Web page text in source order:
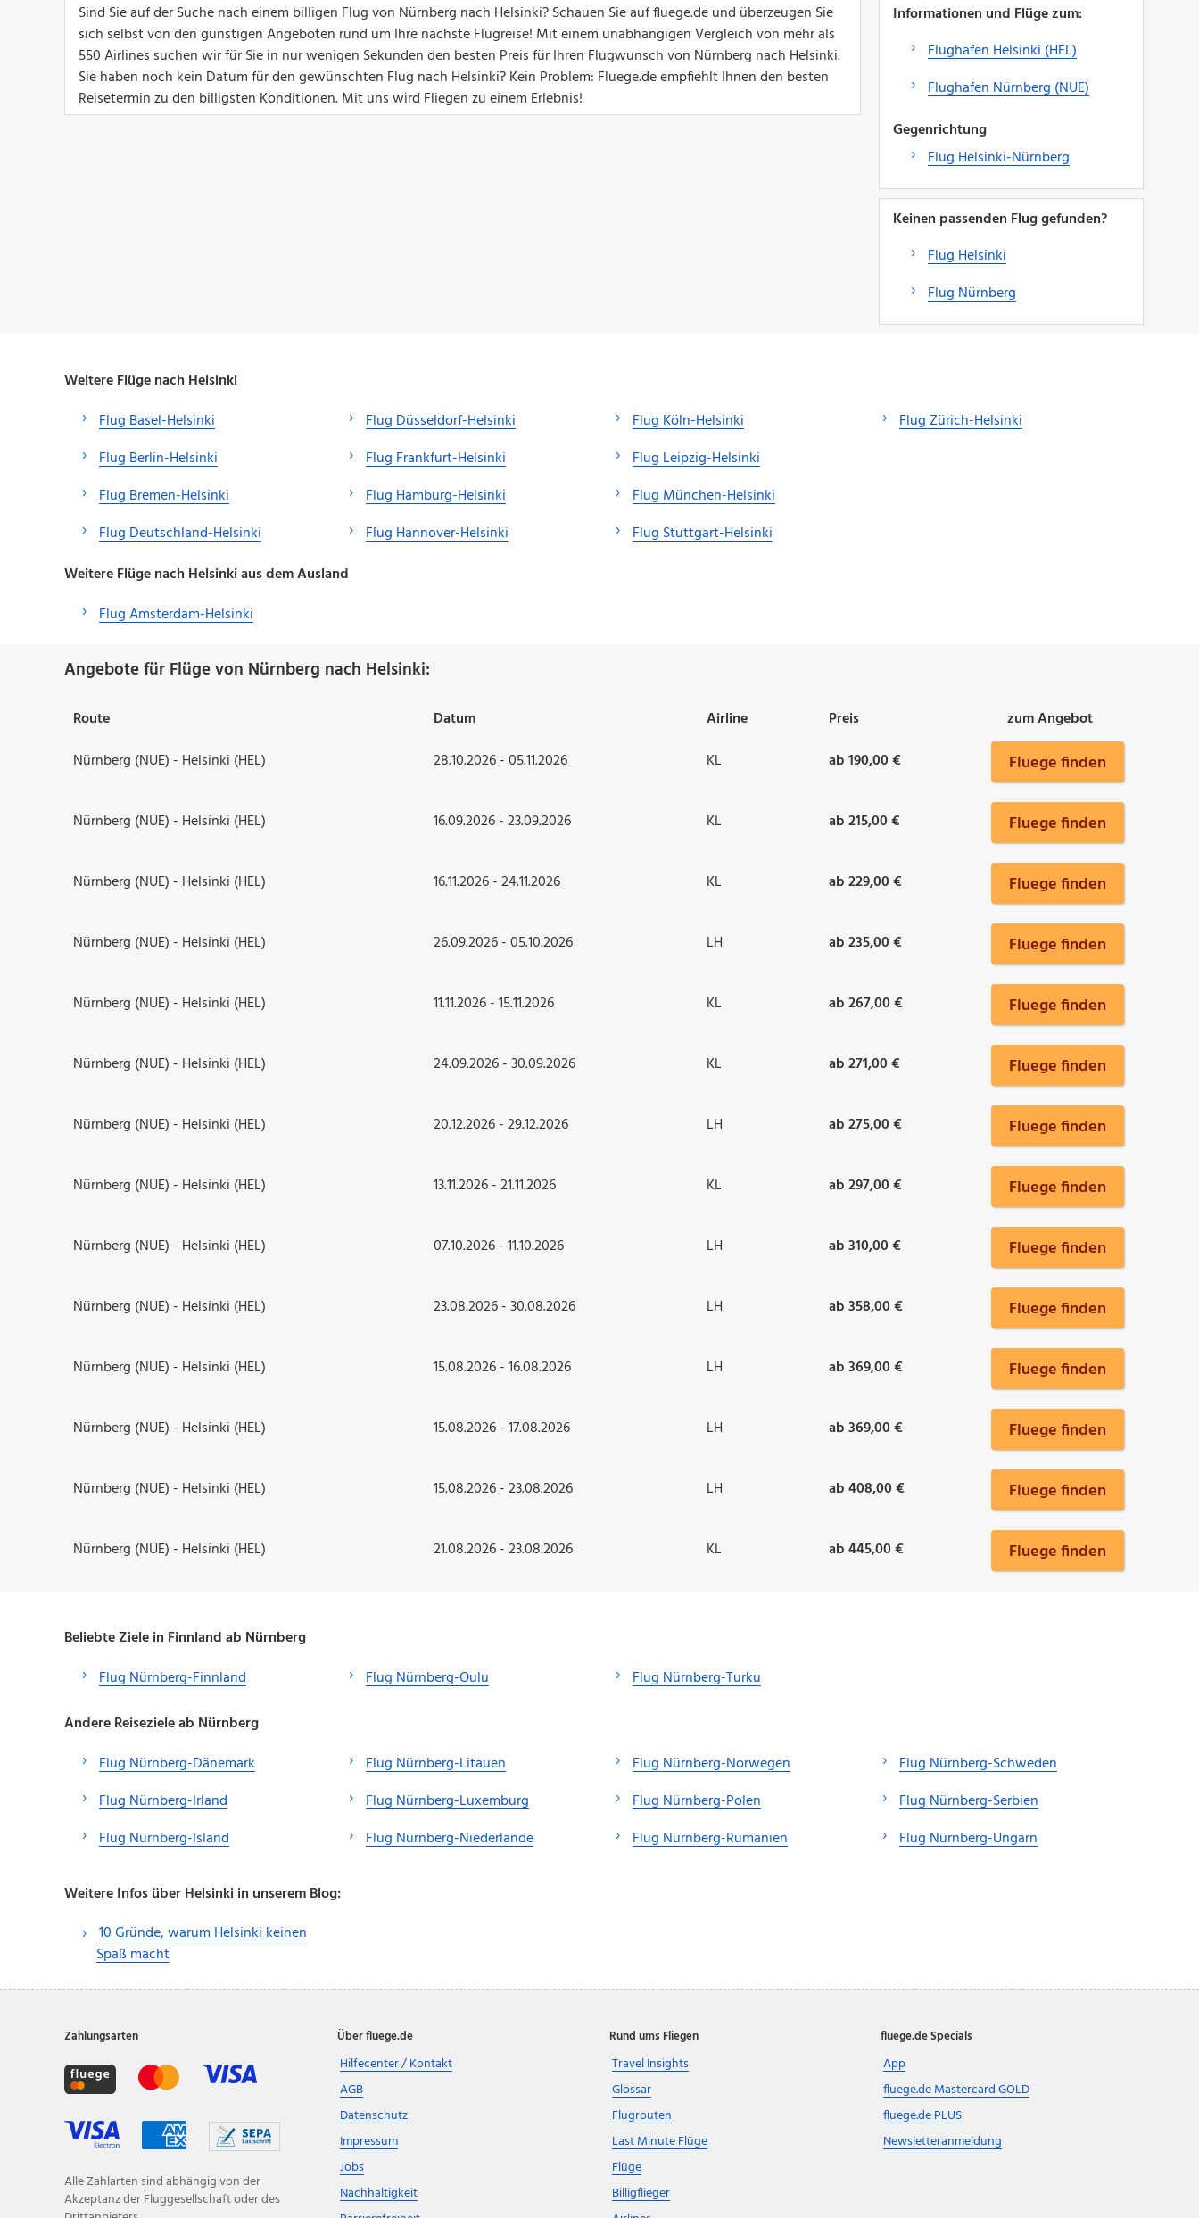
Sind Sie auf der Suche nach einem billigen Flug von Nürnberg nach Helsinki? Schauen Sie auf fluege.de und überzeugen Sie
sich selbst von den günstigen Angeboten rund um Ihre nächste Flugreise! Mit einem unabhängigen Vergleich von mehr als
550 Airlines suchen wir für Sie in nur wenigen Sekunden den besten Preis für Ihren Flugwunsch von Nürnberg nach Helsinki.
Sie haben noch kein Datum für den gewünschten Flug nach Helsinki? Kein Problem: Fluege.de empfiehlt Ihnen den besten
Reisetermin zu den billigsten Konditionen. Mit uns wird Fliegen zu einem Erlebnis!
Informationen und Flüge zum:
Flughafen Helsinki (HEL)
Flughafen Nürnberg (NUE)
Gegenrichtung
Flug Helsinki-Nürnberg
Keinen passenden Flug gefunden?
Flug Helsinki
Flug Nürnberg
Weitere Flüge nach Helsinki
Flug Basel-Helsinki
Flug Berlin-Helsinki
Flug Bremen-Helsinki
Flug Deutschland-Helsinki
Flug Düsseldorf-Helsinki
Flug Frankfurt-Helsinki
Flug Hamburg-Helsinki
Flug Hannover-Helsinki
Flug Köln-Helsinki
Flug Leipzig-Helsinki
Flug München-Helsinki
Flug Stuttgart-Helsinki
Flug Zürich-Helsinki
Weitere Flüge nach Helsinki aus dem Ausland
Flug Amsterdam-Helsinki
Angebote für Flüge von Nürnberg nach Helsinki:
Route Datum Airline Preis
zum Angebot
Nürnberg (NUE) - Helsinki (HEL)
28.10.2026 - 05.11.2026 KL ab 190,00 € Fluege finden
Nürnberg (NUE) - Helsinki (HEL) 16.09.2026 - 23.09.2026 KL ab 215,00 € Fluege finden
Nürnberg (NUE) - Helsinki (HEL) 16.11.2026 - 24.11.2026 KL ab 229,00 € Fluege finden
Nürnberg (NUE) - Helsinki (HEL) 26.09.2026 - 05.10.2026 LH ab 235,00 € Fluege finden
Nürnberg (NUE) - Helsinki (HEL) 11.11.2026 - 15.11.2026 KL ab 267,00 € Fluege finden
Nürnberg (NUE) - Helsinki (HEL) 24.09.2026 - 30.09.2026 KL ab 271,00 € Fluege finden
Nürnberg (NUE) - Helsinki (HEL) 20.12.2026 - 29.12.2026 LH ab 275,00 € Fluege finden
Nürnberg (NUE) - Helsinki (HEL) 13.11.2026 - 21.11.2026 KL ab 297,00 € Fluege finden
Nürnberg (NUE) - Helsinki (HEL) 07.10.2026 - 11.10.2026 LH ab 310,00 € Fluege finden
Nürnberg (NUE) - Helsinki (HEL) 23.08.2026 - 30.08.2026 LH ab 358,00 € Fluege finden
Nürnberg (NUE) - Helsinki (HEL) 15.08.2026 - 16.08.2026 LH ab 369,00 € Fluege finden
Nürnberg (NUE) - Helsinki (HEL) 15.08.2026 - 17.08.2026 LH ab 369,00 € Fluege finden
Nürnberg (NUE) - Helsinki (HEL) 15.08.2026 - 23.08.2026 LH ab 408,00 € Fluege finden
Nürnberg (NUE) - Helsinki (HEL) 21.08.2026 - 23.08.2026 KL ab 445,00 € Fluege finden
Beliebte Ziele in Finnland ab Nürnberg
Flug Nürnberg-Finnland
Flug Nürnberg-Oulu
Flug Nürnberg-Turku
Andere Reiseziele ab Nürnberg
Flug Nürnberg-Dänemark
Flug Nürnberg-Irland
Flug Nürnberg-Island
Flug Nürnberg-Litauen
Flug Nürnberg-Luxemburg
Flug Nürnberg-Niederlande
Flug Nürnberg-Norwegen
Flug Nürnberg-Polen
Flug Nürnberg-Rumänien
Flug Nürnberg-Schweden
Flug Nürnberg-Serbien
Flug Nürnberg-Ungarn
Weitere Infos über Helsinki in unserem Blog:
10 Gründe, warum Helsinki keinen
Spaß macht